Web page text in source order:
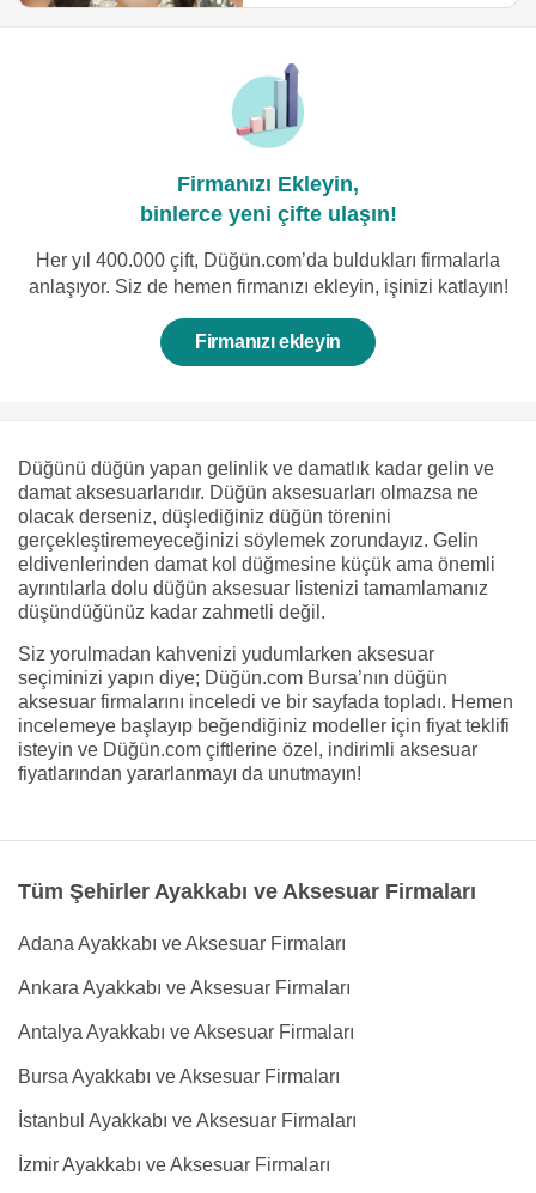
Firmanızı Ekleyin,
binlerce yeni çifte ulaşın!
Her yıl 400.000 çift, Düğün.com’da buldukları firmalarla
anlaşıyor. Siz de hemen firmanızı ekleyin, işinizi katlayın!
Firmanızı ekleyin
Düğünü düğün yapan gelinlik ve damatlık kadar gelin ve
damat aksesuarlarıdır. Düğün aksesuarları olmazsa ne
olacak derseniz, düşlediğiniz düğün törenini
gerçekleştiremeyeceğinizi söylemek zorundayız. Gelin
eldivenlerinden damat kol düğmesine küçük ama önemli
ayrıntılarla dolu düğün aksesuar listenizi tamamlamanız
düşündüğünüz kadar zahmetli değil.
Siz yorulmadan kahvenizi yudumlarken aksesuar
seçiminizi yapın diye; Düğün.com Bursa’nın düğün
aksesuar firmalarını inceledi ve bir sayfada topladı. Hemen
incelemeye başlayıp beğendiğiniz modeller için fiyat teklifi
isteyin ve Düğün.com çiftlerine özel, indirimli aksesuar
fiyatlarından yararlanmayı da unutmayın!
Tüm Şehirler Ayakkabı ve Aksesuar Firmaları
Adana Ayakkabı ve Aksesuar Firmaları
Ankara Ayakkabı ve Aksesuar Firmaları
Antalya Ayakkabı ve Aksesuar Firmaları
Bursa Ayakkabı ve Aksesuar Firmaları
İstanbul Ayakkabı ve Aksesuar Firmaları
İzmir Ayakkabı ve Aksesuar Firmaları